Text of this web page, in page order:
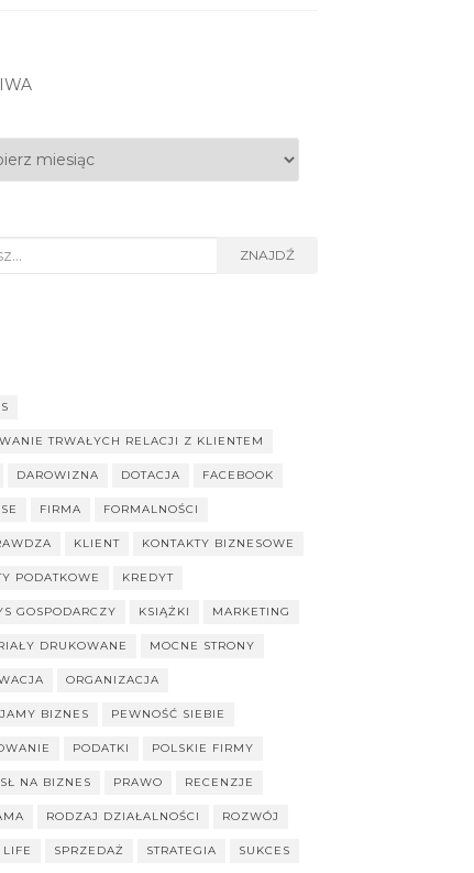
ZNAJDŹ
TRWAŁYCH RELACJI Z KLIENTEM
DAROWIZNA DOTACJA FACEBOOK
FIRMA FORMALNOŚCI
KLIENT KONTAKTY BIZNESOWE
PODATKOWE KREDYT
GOSPODARCZY KSIĄŻKI MARKETING
DRUKOWANE MOCNE STRONY
ORGANIZACJA
BIZNES PEWNOŚĆ SIEBIE
PODATKI POLSKIE FIRMY
NA BIZNES PRAWO RECENZJE
RODZAJ DZIAŁALNOŚCI ROZWÓJ
LIFE SPRZEDAŻ STRATEGIA SUKCES